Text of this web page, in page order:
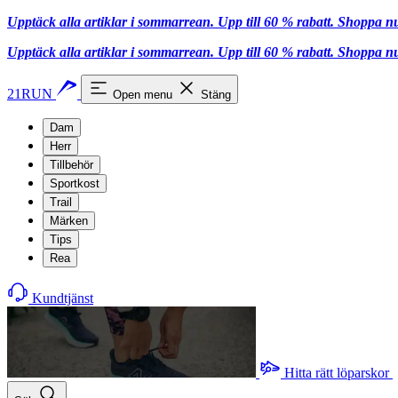
Upptäck alla artiklar i sommarrean. Upp till 60 % rabatt. Shoppa
Upptäck alla artiklar i sommarrean. Upp till 60 % rabatt. Shoppa
21RUN Open menu Stäng
Dam
Herr
Tillbehör
Sportkost
Trail
Märken
Tips
Rea
Kundtjänst
Hitta rätt löparskor